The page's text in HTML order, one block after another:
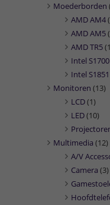
Moederborden
AMD AM4
AMD AM5
AMD TR5
Intel S1700
Intel S1851
Monitoren (13)
LCD(1)
LED(10)
Multimedia (12)
A/V
Camera (3)